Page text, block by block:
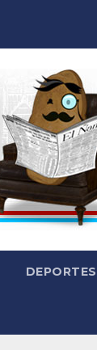
DEPORTES